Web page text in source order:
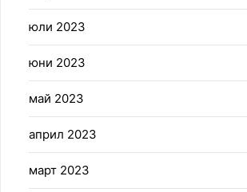
юли 2023
юни 2023
май 2023
април 2023
март 2023